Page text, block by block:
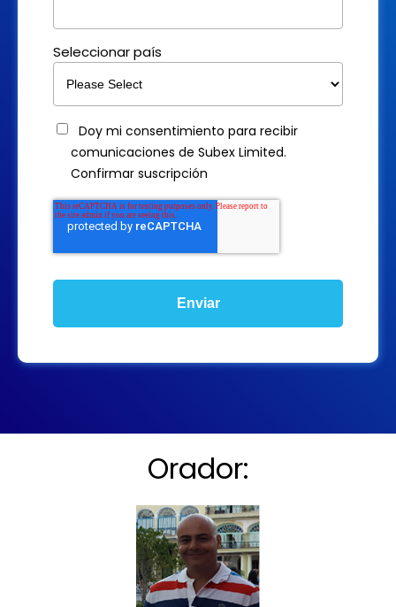
Seleccionar país
Doy mi consentimiento para recibir
comunicaciones de Subex Limited.
Confirmar suscripción
Orador: